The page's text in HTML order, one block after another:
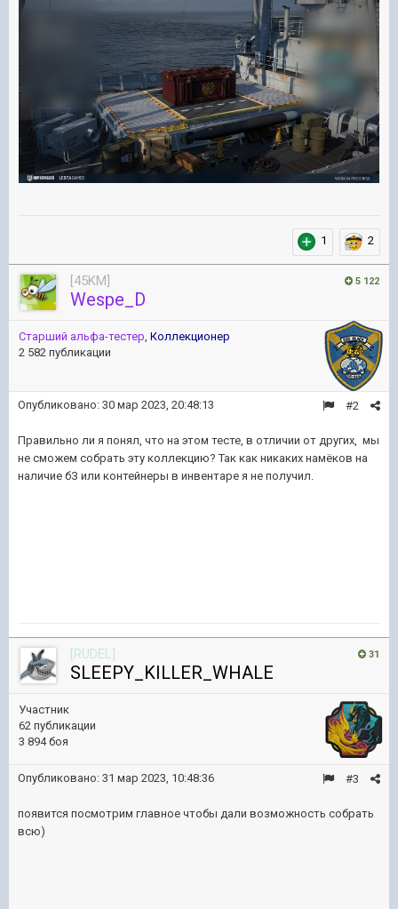
1 2
5 122
[45KM]
Wespe_D
Старший альфа-тестер, Коллекционер
2 582 публикации
#2
Опубликовано: 30 мар 2023, 20:48:13
Правильно ли я понял, что на этом тесте, в отличии от других, мы
не сможем собрать эту коллекцию? Так как никаких намёков на
наличие бЗ или контейнеры в инвентаре я не получил.
31
[RUDEL]
SLEEPY_KILLER_WHALE
Участник
62 публикации
3 894 боя
#3
Опубликовано: 31 мар 2023, 10:48:36
появится посмотрим главное чтобы дали возможность собрать
всю)